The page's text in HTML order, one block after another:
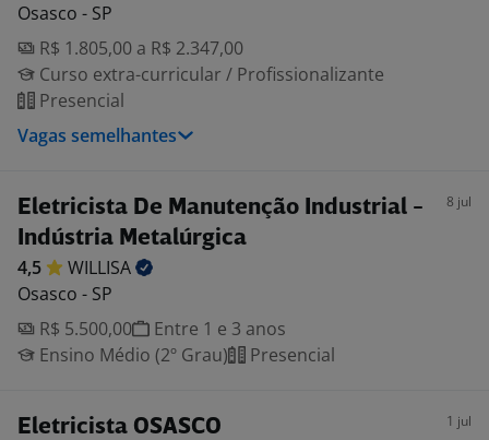
Osasco - SP
R$ 1.805,00 a R$ 2.347,00
Curso extra-curricular / Profissionalizante
Presencial
Vagas semelhantes
Eletricista De Manutenção Industrial -
Indústria Metalúrgica
8 jul
4,5
WILLISA
Osasco - SP
R$ 5.500,00
Entre 1 e 3 anos
Ensino Médio (2º Grau)
Presencial
Eletricista OSASCO 1 jul